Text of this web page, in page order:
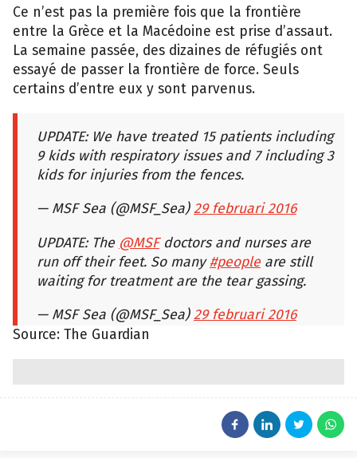
Ce n’est pas la première fois que la frontière
entre la Grèce et la Macédoine est prise d’assaut.
La semaine passée, des dizaines de réfugiés ont
essayé de passer la frontière de force. Seuls
certains d’entre eux y sont parvenus.
UPDATE: We have treated 15 patients including
9 kids with respiratory issues and 7 including 3
kids for injuries from the fences.
— MSF Sea (@MSF_Sea)29 februari 2016
UPDATE: The @MSFdoctors and nurses are
run off their feet. So many#peopleare still
waiting for treatment are the tear gassing.
— MSF Sea (@MSF_Sea)29 februari 2016
Source: The Guardian